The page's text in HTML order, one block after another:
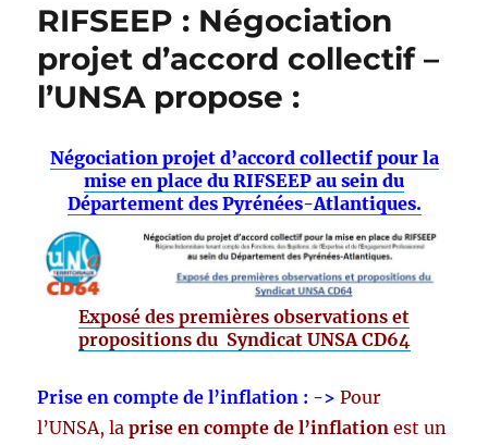
RIFSEEP : Négociation
projet d’accord collectif –
l’UNSA propose :
Négociation projet d’accord collectif pour la
mise en place du RIFSEEP au sein du
Département des Pyrénées-Atlantiques.
Exposé des premières observations et
propositions du Syndicat UNSA CD64
Prise en compte de l’inflation : -> Pour
l’UNSA, laprise en compte de l’inflation est un